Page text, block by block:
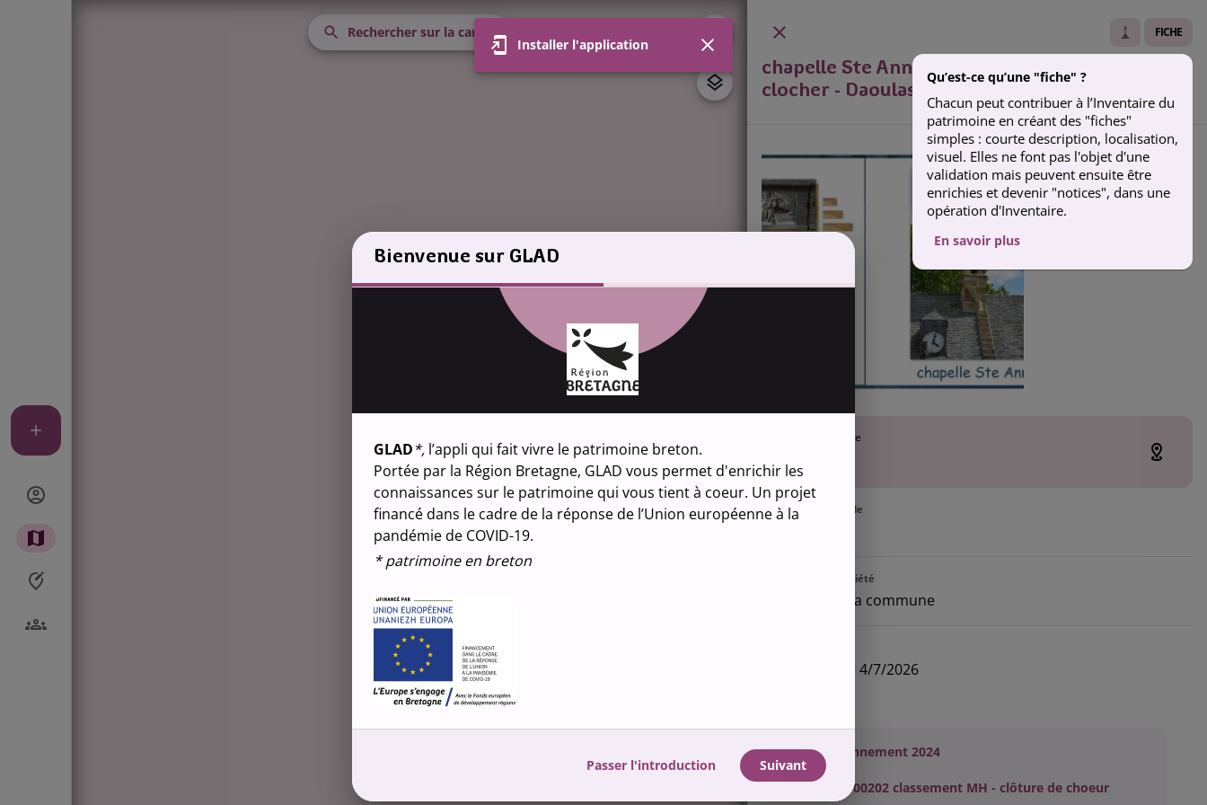
Rechercher sur la carte FICHE
chapelle Ste Anne - intérieur et zoom sur le
clocher - Daoulas
23 rue de l'Eglise
Daoulas
Désignation actuelle
Nature de la propriété
propriété de la commune
/fiche créée le 4/7/2026
environnement 2024
PM29000202 classement MH - clôture de choeur
Installer l'application
Bienvenue sur GLAD
GLAD*, l’appli qui fait vivre le patrimoine breton.
Portée par la Région Bretagne, GLAD vous permet d'enrichir les
connaissances sur le patrimoine qui vous tient à coeur. Un projet
financé dans le cadre de la réponse de l’Union européenne à la
pandémie de COVID-19.
* patrimoine en breton
Passer l'introduction Suivant
Qu’est-ce qu’une "fiche" ?
Chacun peut contribuer à l’Inventaire du
patrimoine en créant des "fiches"
simples : courte description, localisation,
visuel. Elles ne font pas l'objet d'une
validation mais peuvent ensuite être
enrichies et devenir "notices", dans une
opération d'Inventaire.
En savoir plus